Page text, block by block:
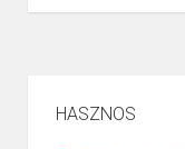
HASZNOS